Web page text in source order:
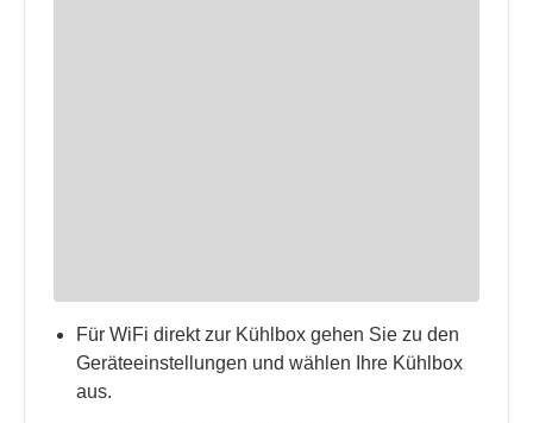
Für WiFi direkt zur Kühlbox gehen Sie zu den
Geräteeinstellungen und wählen Ihre Kühlbox
aus.